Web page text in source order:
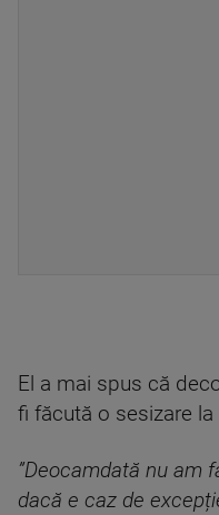
El a mai spus că
fi făcută o sesizare
”Deocamdată nu am
dacă e caz de